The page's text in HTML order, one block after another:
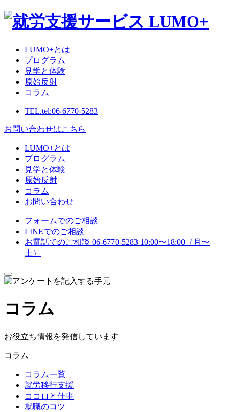
LUMO+とは
プログラム
見学と体験
原始反射
コラム
TEL.tel:06-6770-5283
お問い合わせはこちら
LUMO+とは
プログラム
見学と体験
原始反射
コラム
お問い合わせ
フォームでのご相談
LINEでのご相談
お電話でのご相談 06-6770-5283 10:00〜18:00（月〜
土）
メ
ニ
ー
を
閉
す
る
コラム
お役立ち情報を発信しています
コラム
コラム一覧
就労移行支援
ココロと仕事
就職のコツ